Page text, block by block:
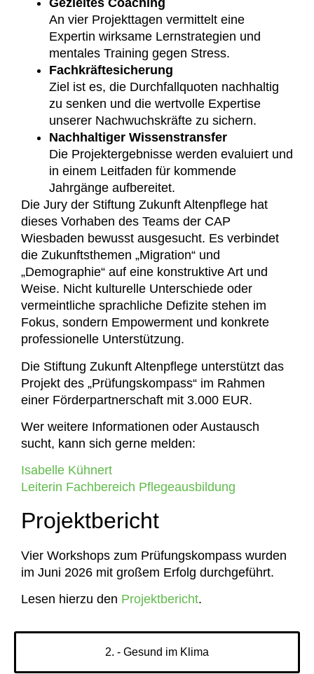
2. - Gesund im Klima
Gezieltes Coaching
An vier Projekttagen vermittelt eine
Expertin wirksame Lernstrategien und
mentales Training gegen Stress.
Fachkräftesicherung
Ziel ist es, die Durchfallquoten nachhaltig
zu senken und die wertvolle Expertise
unserer Nachwuchskräfte zu sichern.
Nachhaltiger Wissenstransfer
Die Projektergebnisse werden evaluiert und
in einem Leitfaden für kommende
Jahrgänge aufbereitet.
Die Jury der Stiftung Zukunft Altenpflege hat
dieses Vorhaben des Teams der CAP
Wiesbaden bewusst ausgesucht. Es verbindet
die Zukunftsthemen „Migration“ und
„Demographie“ auf eine konstruktive Art und
Weise. Nicht kulturelle Unterschiede oder
vermeintliche sprachliche Defizite stehen im
Fokus, sondern Empowerment und konkrete
professionelle Unterstützung.
Die Stiftung Zukunft Altenpflege unterstützt das
Projekt des „Prüfungskompass“ im Rahmen
einer Förderpartnerschaft mit 3.000 EUR.
Wer weitere Informationen oder Austausch
sucht, kann sich gerne melden:
Isabelle Kühnert
Leiterin Fachbereich Pflegeausbildung
Projektbericht
Vier Workshops zum Prüfungskompass wurden
im Juni 2026 mit großem Erfolg durchgeführt.
Lesen hierzu den Projektbericht.